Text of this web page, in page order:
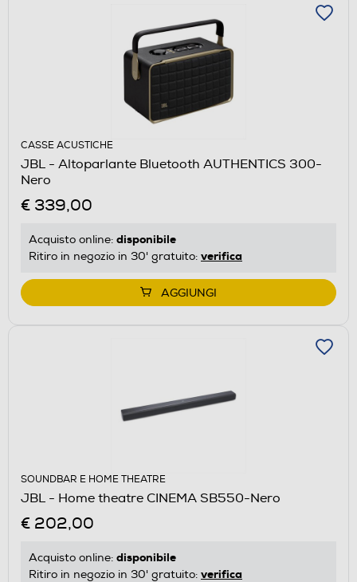
CASSE ACUSTICHE
JBL - Altoparlante Bluetooth AUTHENTICS 300-
Nero
€ 339,00
Acquisto online: disponibile
Ritiro in negozio in 30' gratuito: verifica
AGGIUNGI
SOUNDBAR E HOME THEATRE
JBL - Home theatre CINEMA SB550-Nero
€ 202,00
Acquisto online: disponibile
Ritiro in negozio in 30' gratuito: verifica